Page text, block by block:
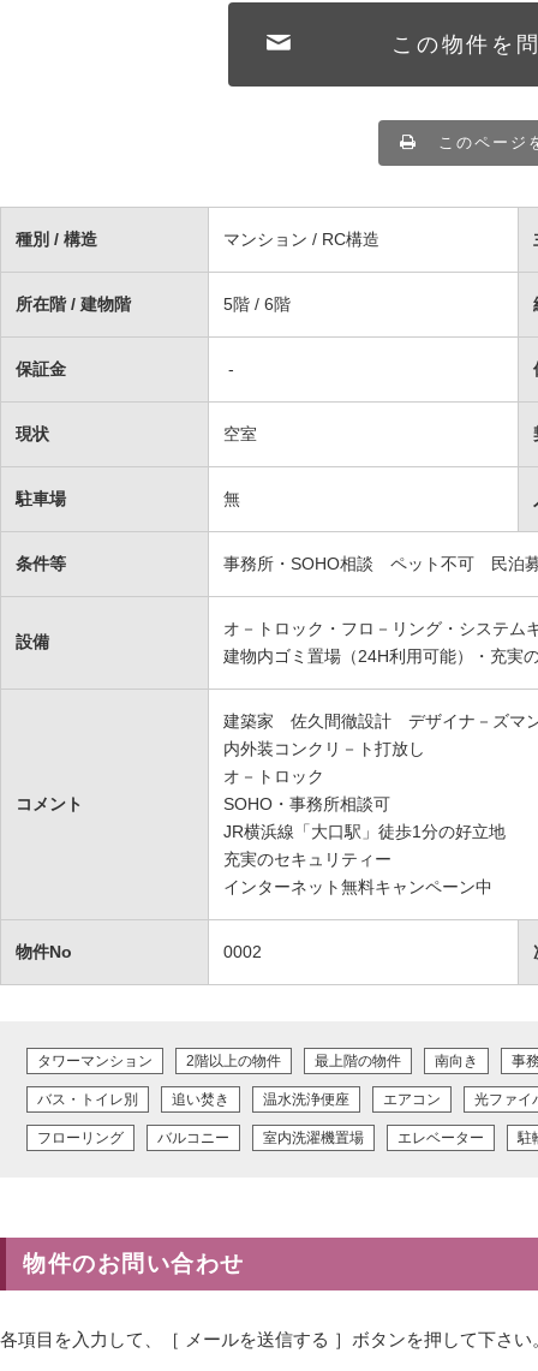
この物件を
このページ
種別 / 構造 マンション / RC構造
所在階 / 建物階 5階 / 6階
保証金 -
現状 空室
駐車場 無
条件等 事務所・SOHO相談 ペット不可 民
設備
オ－トロック・フロ－リング・システム
建物内ゴミ置場（24H利用可能）・充実
コメント
建築家 佐久間徹設計 デザイナ－ズマ
内外装コンクリ－ト打放し
オ－トロック
SOHO・事務所相談可
JR横浜線「大口駅」徒歩1分の好立地
充実のセキュリティー
インターネット無料キャンペーン中
物件No 0002
タワーマンション 2階以上の物件 最上階の物件 南向き 事
バス・トイレ別 追い焚き 温水洗浄便座 エアコン 光ファイ
フローリング バルコニー 室内洗濯機置場 エレベーター 駐
物件のお問い合わせ
各項目を入力して、［ メールを送信する ］ボタンを押して下さい